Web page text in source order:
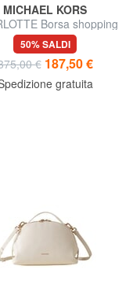
MICHAEL KORS
Borsa shopping
a spalla, in pelle
50% SALDI
€ 187,50 €
gratuita